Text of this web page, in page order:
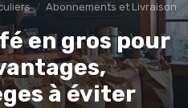
Abonnements et Livraisons
en gros pour
à éviter
Avant-première